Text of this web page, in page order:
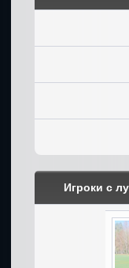
Игроки с